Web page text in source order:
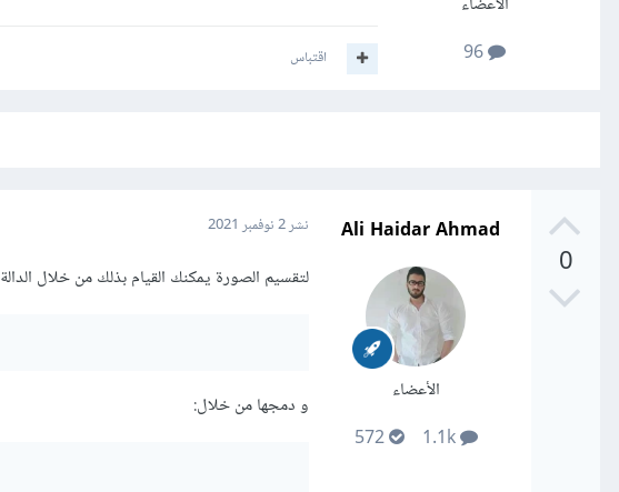
اقتباس
0
Ali Haidar Ahmad
الأعضاء
1.1k
572
نشر2 نوفمبر 2021
لتقسيم الصورة يمكنك القيام بذلك من خلال الدالة cv2.split:
و دمجها من خلال: